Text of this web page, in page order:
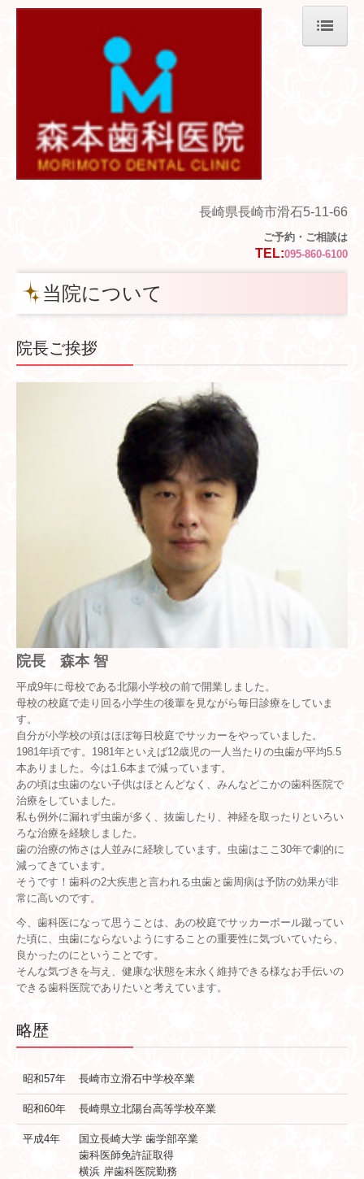
医院紹介
交通案内
矯正歯科
訪問診療
ネット予約
お問い合わせ
長崎県長崎市滑石5-11-66
ご予約・ご相談は
TEL:095-860-6100
当院について
院長ご挨拶
院長 森本 智
平成9年に母校である北陽小学校の前で開業しました。
母校の校庭で走り回る小学生の後輩を見ながら毎日診療をしていま
す。
自分が小学校の頃はほぼ毎日校庭でサッカーをやっていました。
1981年頃です。1981年といえば12歳児の一人当たりの虫歯が平均5.5
本ありました。今は1.6本まで減っています。
あの頃は虫歯のない子供はほとんどなく、みんなどこかの歯科医院で
治療をしていました。
私も例外に漏れず虫歯が多く、抜歯したり、神経を取ったりといろい
ろな治療を経験しました。
歯の治療の怖さは人並みに経験しています。虫歯はここ30年で劇的に
減ってきています。
そうです！歯科の2大疾患と言われる虫歯と歯周病は予防の効果が非
常に高いのです。
今、歯科医になって思うことは、あの校庭でサッカーボール蹴ってい
た頃に、虫歯にならないようにすることの重要性に気づいていたら、
良かったのにということです。
そんな気づきを与え、健康な状態を末永く維持できる様なお手伝いの
できる歯科医院でありたいと考えています。
略歴
昭和57年 長崎市立滑石中学校卒業
昭和60年 長崎県立北陽台高等学校卒業
平成4年
国立長崎大学 歯学部卒業
歯科医師免許証取得
横浜 岸歯科医院勤務